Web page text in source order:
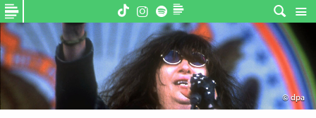
©dpa